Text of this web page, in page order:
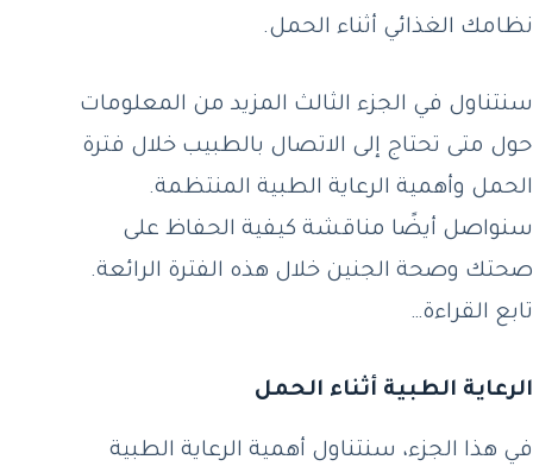
نظامك الغذائي أثناء الحمل.
سنتناول في الجزء الثالث المزيد من المعلومات
حول متى تحتاج إلى الاتصال بالطبيب خلال فترة
الحمل وأهمية الرعاية الطبية المنتظمة.
سنواصل أيضًا مناقشة كيفية الحفاظ على
صحتك وصحة الجنين خلال هذه الفترة الرائعة.
تابع القراءة…
الرعاية الطبية أثناء الحمل
في هذا الجزء، سنتناول أهمية الرعاية الطبية